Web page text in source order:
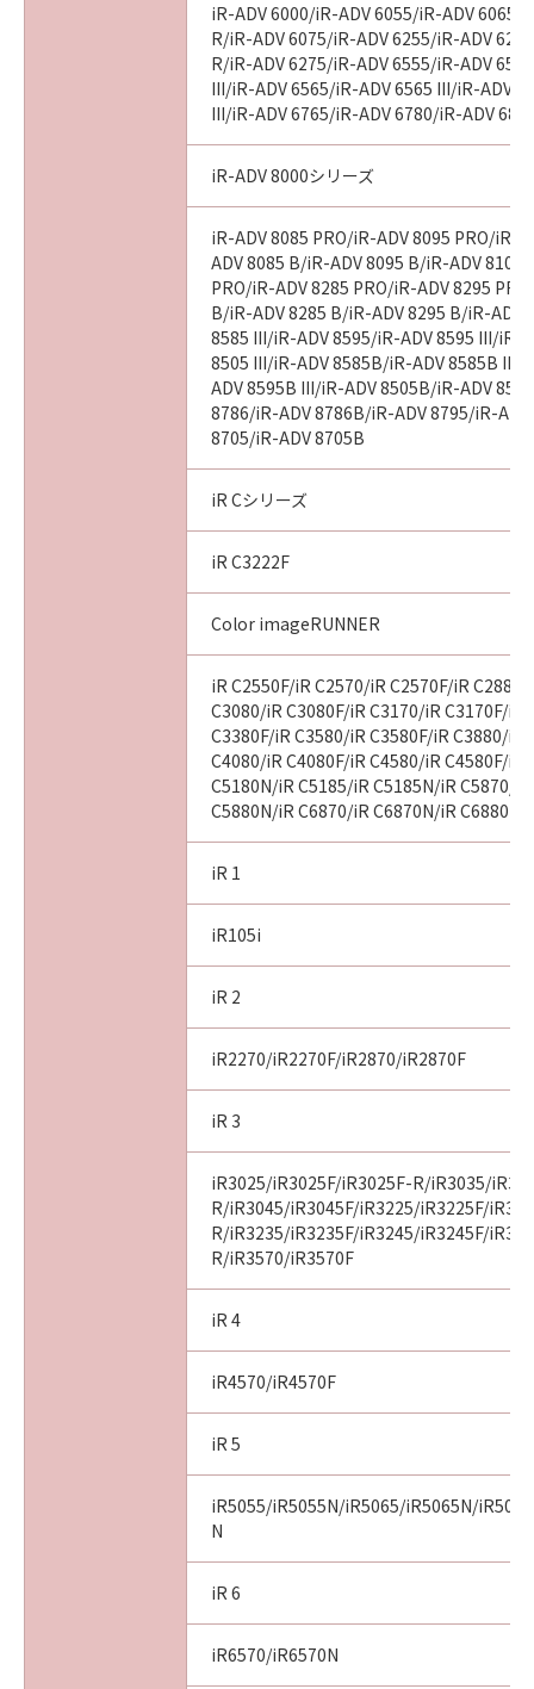
本条項中で使用される"the SOFTWARE"とは、
本契約書中で定義される「本ソフトウェア」を
意味し、指し示すものとします。
１０．分離可能性
本契約書のいずれかの条項またはその一部が法
律により無効となった場合でも、本契約書のそ
れ以外の条項は完全に有効に存続するものとし
キヤノン株式会社
iR-ADV 6000/iR-ADV 6055/iR-ADV 6065/
R/iR-ADV 6075/iR-ADV 6255/iR-ADV
R/iR-ADV 6275/iR-ADV 6555/iR-ADV
III/iR-ADV 6565/iR-ADV 6565 III/iR-ADV
III/iR-ADV 6765/iR-ADV 6780/iR-ADV
iR-ADV 8000シリーズ
iR-ADV 8085 PRO/iR-ADV 8095 PRO/iR-
ADV 8085 B/iR-ADV 8095 B/iR-ADV 8105
PRO/iR-ADV 8285 PRO/iR-ADV 8295
B/iR-ADV 8285 B/iR-ADV 8295 B/iR-ADV
8585 III/iR-ADV 8595/iR-ADV 8595 III/iR-
8505 III/iR-ADV 8585B/iR-ADV 8585B III/
ADV 8595B III/iR-ADV 8505B/iR-ADV
8786/iR-ADV 8786B/iR-ADV 8795/iR-
8705/iR-ADV 8705B
iR Cシリーズ
iR C3222F
Color imageRUNNER
iR C2550F/iR C2570/iR C2570F/iR
C3080/iR C3080F/iR C3170/iR C3170F/iR
C3380F/iR C3580/iR C3580F/iR C3880/iR
C4080/iR C4080F/iR C4580/iR C4580F/iR
C5180N/iR C5185/iR C5185N/iR C5870/
C5880N/iR C6870/iR C6870N/iR C6880N
iR 1
iR105i
iR 2
iR2270/iR2270F/iR2870/iR2870F
iR 3
iR3025/iR3025F/iR3025F-R/iR3035/
R/iR3045/iR3045F/iR3225/iR3225F/
R/iR3235/iR3235F/iR3245/iR3245F/
R/iR3570/iR3570F
iR 4
iR4570/iR4570F
iR 5
iR5055/iR5055N/iR5065/iR5065N/
N
iR 6
iR6570/iR6570N